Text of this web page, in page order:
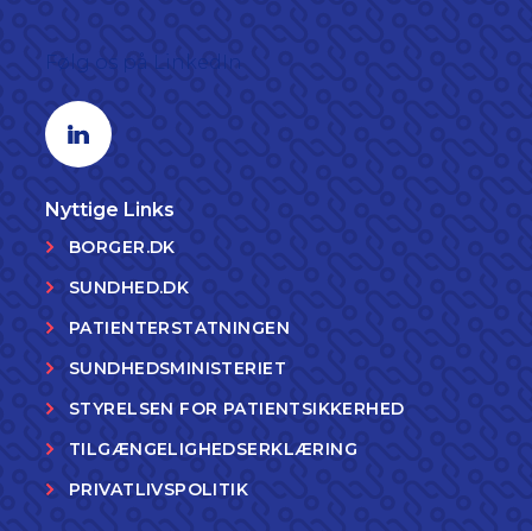
Linkedin profil
Nyttige Links
BORGER.DK
SUNDHED.DK
PATIENTERSTATNINGEN
SUNDHEDSMINISTERIET
STYRELSEN FOR PATIENTSIKKERHED
TILGÆNGELIGHEDSERKLÆRING
PRIVATLIVSPOLITIK